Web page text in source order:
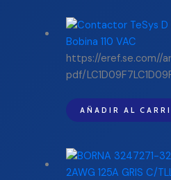
https://eref.se.com//
pdf/
AÑADIR AL